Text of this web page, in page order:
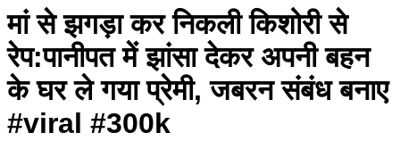
मां से झगड़ा कर निकली किशोरी से
रेप:पानीपत में झांसा देकर अपनी बहन
के घर ले गया प्रेमी, जबरन संबंध बनाए
#viral #300k